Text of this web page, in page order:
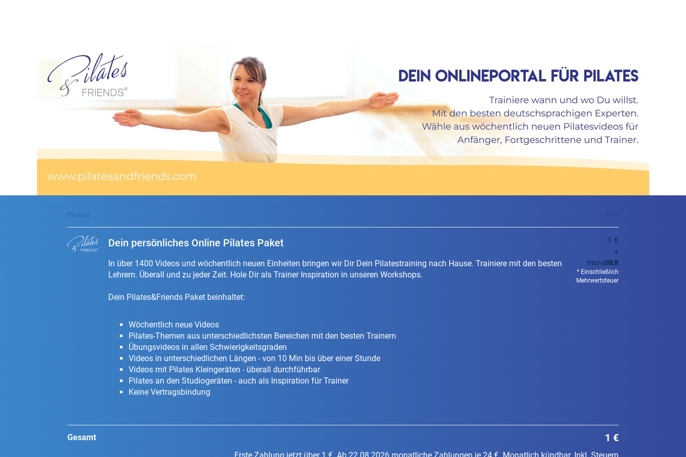
Produkt Preis
Dein persönliches Online Pilates Paket
In über 1400 Videos und wöchentlich neuen Einheiten bringen wir Dir Dein Pilatestraining nach Hause. Trainiere mit den besten
Lehrern. Überall und zu jeder Zeit. Hole Dir als Trainer Inspiration in unseren Workshops.
Dein Pilates&Friends Paket beinhaltet:
Wöchentlich neue Videos
Pilates-Themen aus unterschiedlichsten Bereichen mit den besten Trainern
Übungsvideos in allen Schwierigkeitsgraden
Videos in unterschiedlichen Längen - von 10 Min bis über einer Stunde
Videos mit Pilates Kleingeräten - überall durchführbar
Pilates an den Studiogeräten - auch als Inspiration für Trainer
Keine Vertragsbindung
1 €
+
24 €
monatlich
Einschließlich
Mehrwertsteuer
Gesamt 1 €